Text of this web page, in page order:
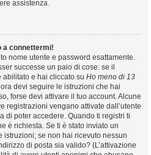
assistenza.
a connettermi!
nome utente e password esattamente.
successe un paio di cose: se il
e hai cliccato su Ho meno di 13
devi seguire le istruzioni che hai
forse devi attivare il tuo account. Alcune
registrazioni vengano attivate dall’utente
di poter accedere. Quando ti registri ti
è richiesta. Se ti è stato inviato un
se non hai ricevuto nessun
di posta sia valido? (L’attivazione